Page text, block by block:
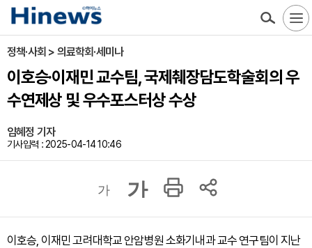
정책·사회 > 의료학회·세미나
이호승·이재민 교수팀, 국제췌장담도학술회의 우
수연제상 및 우수포스터상 수상
임혜정 기자
기사입력 : 2025-04-14 10:46
가 가
이호승, 이재민 고려대학교 안암병원 소화기내과 교수 연구팀이 지난